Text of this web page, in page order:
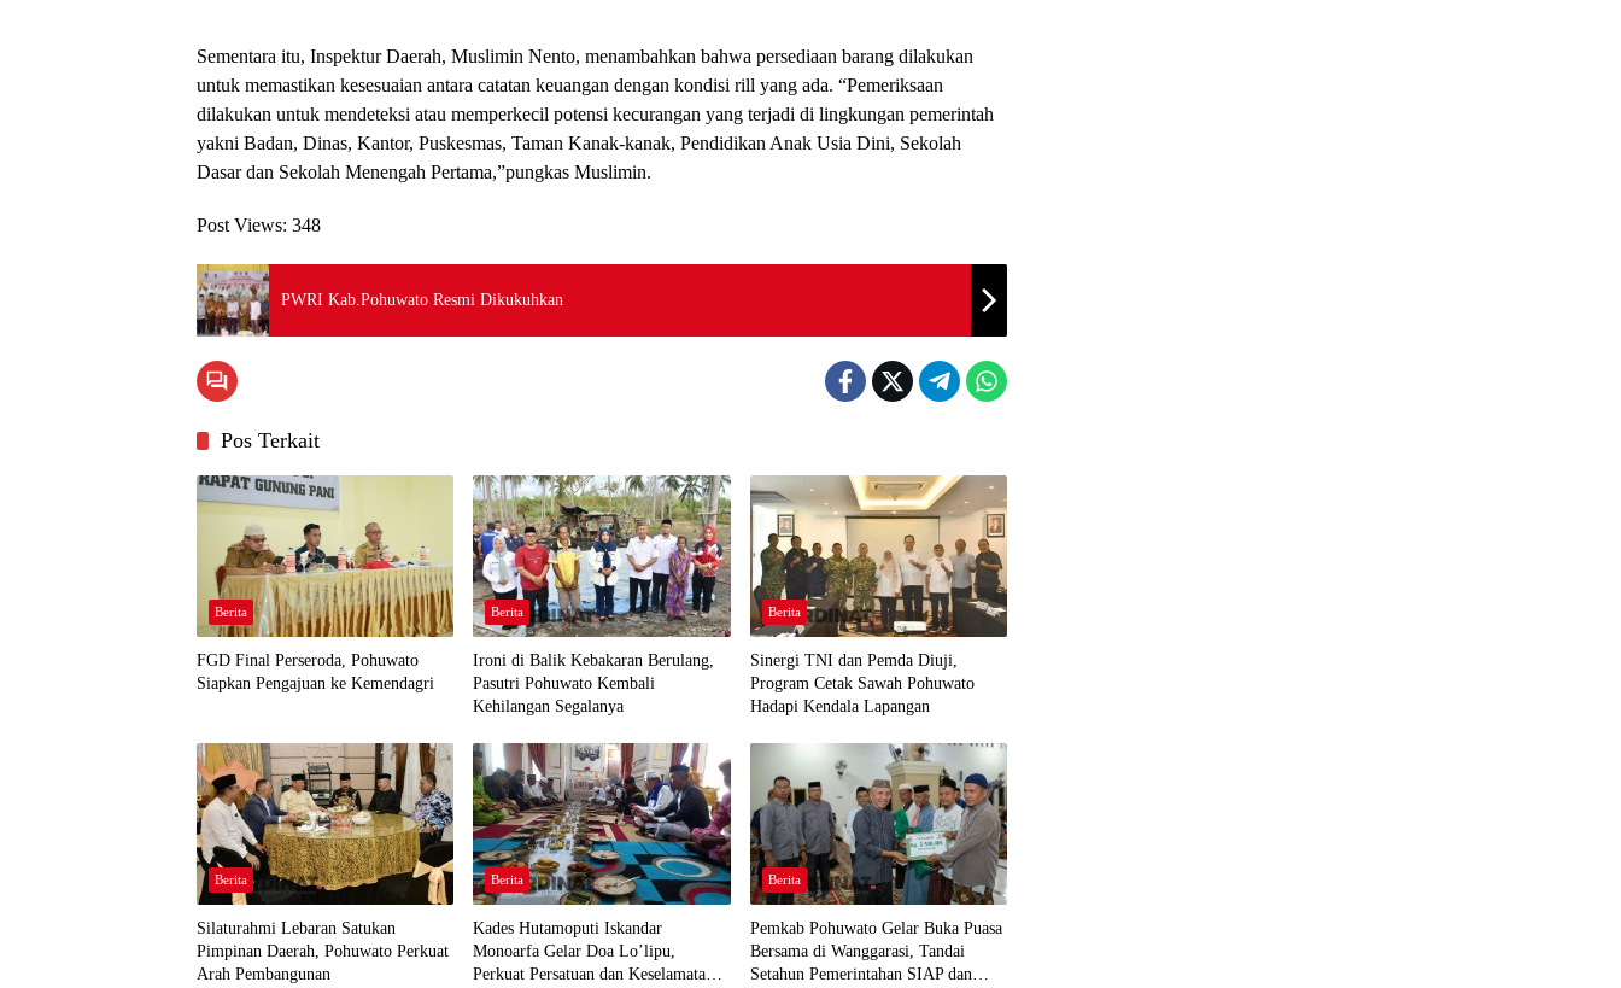
Sementara itu, Inspektur Daerah, Muslimin Nento, menambahkan bahwa persediaan barang dilakukan
untuk memastikan kesesuaian antara catatan keuangan dengan kondisi rill yang ada. “Pemeriksaan
dilakukan untuk mendeteksi atau memperkecil potensi kecurangan yang terjadi di lingkungan pemerintah
yakni Badan, Dinas, Kantor, Puskesmas, Taman Kanak-kanak, Pendidikan Anak Usia Dini, Sekolah
Dasar dan Sekolah Menengah Pertama,”pungkas Muslimin.
Post Views: 348
PWRI Kab.Pohuwato Resmi Dikukuhkan
Pos Terkait
Berita
FGD Final Perseroda, Pohuwato
Siapkan Pengajuan ke Kemendagri
Berita
Ironi di Balik Kebakaran Berulang,
Pasutri Pohuwato Kembali
Kehilangan Segalanya
Berita
Sinergi TNI dan Pemda Diuji,
Program Cetak Sawah Pohuwato
Hadapi Kendala Lapangan
Berita
Silaturahmi Lebaran Satukan
Pimpinan Daerah, Pohuwato Perkuat
Arah Pembangunan
Berita
Kades Hutamoputi Iskandar
Monoarfa Gelar Doa Lo’lipu,
Perkuat Persatuan dan Keselamatan
Berita
Pemkab Pohuwato Gelar Buka Puasa
Bersama di Wanggarasi, Tandai
Setahun Pemerintahan SIAP dan